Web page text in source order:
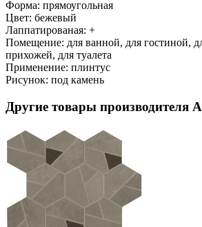
Форма: прямоугольная
Цвет: бежевый
Лаппатированая: +
Помещение: для ванной, для гостиной,
прихожей, для туалета
Применение: плинтус
Рисунок: под камень
Другие товары производителя